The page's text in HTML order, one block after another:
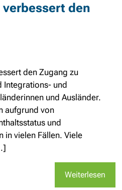
den
den Zugang zu
Integrations- und
und Ausländer.
aufgrund von
und
in vielen Fällen. Viele
Weiterlesen